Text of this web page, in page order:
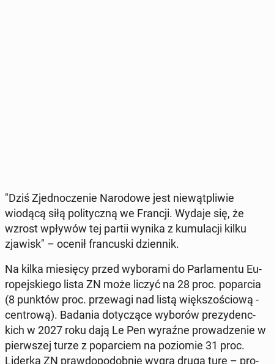
"Dziś Zjed­no­cze­nie Na­ro­do­we jest nie­wąt­pli­wie
wiodącą siłą po­li­tycz­ną we Francji. Wydaje się, że
wzrost wpływów tej partii wynika z ku­mu­la­cji kilku
zjawisk" – ocenił fran­cu­ski dzien­nik.
Na kilka mie­się­cy przed wy­bo­ra­mi do Par­la­men­tu Eu­
ro­pej­skie­go lista ZN może liczyć na 28 proc. po­par­cia
(8 punktów proc. prze­wa­gi nad listą więk­szo­ścio­wą -
cen­tro­wą). Badania do­ty­czą­ce wyborów pre­zy­denc­
kich w 2027 roku dają Le Pen wyraźne pro­wa­dze­nie w
pierw­szej turze z po­par­ciem na po­zio­mie 31 proc.
Liderka ZN praw­do­po­dob­nie wygra drugą turę – pro­